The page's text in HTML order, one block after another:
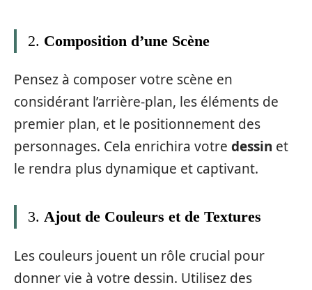
2. Composition d’une Scène
Pensez à composer votre scène en
considérant l’arrière-plan, les éléments de
premier plan, et le positionnement des
personnages. Cela enrichira votre dessin et
le rendra plus dynamique et captivant.
3. Ajout de Couleurs et de Textures
Les couleurs jouent un rôle crucial pour
donner vie à votre dessin. Utilisez des